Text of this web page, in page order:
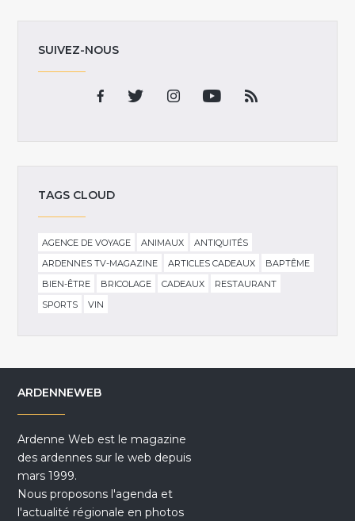
SUIVEZ-NOUS
TAGS CLOUD
AGENCE DE VOYAGE ANIMAUX
ANTIQUITÉS
ARDENNES TV-MAGAZINE
ARTICLES CADEAUX
BAPTÊME
BIEN-ÊTRE
BRICOLAGE CADEAUX
RESTAURANT
SPORTS
VIN
ARDENNEWEB
Ardenne Web est le magazine
des ardennes sur le web depuis
mars 1999.
Nous proposons l'agenda et
l'actualité régionale en photos